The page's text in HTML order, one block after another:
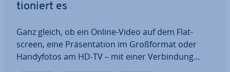
tio­niert es
Ganz gleich, ob ein Online-Video auf dem Flat­
screen, eine Prä­sen­ta­ti­on im Groß­for­mat oder
Han­dy­fo­tos am HD-TV – mit einer Ver­bin­dung